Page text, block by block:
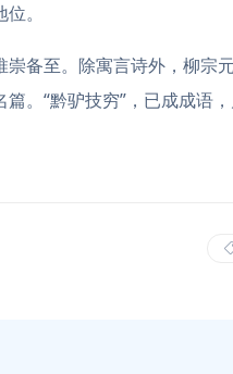
。
备至。除寓言诗外，柳宗
。“黔驴技穷”，已成成语